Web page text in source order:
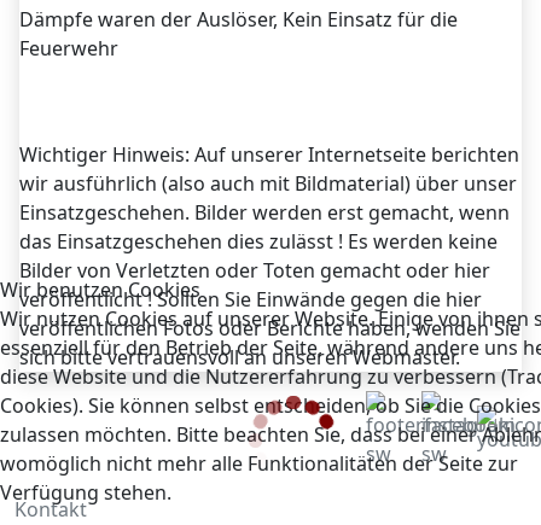
Dämpfe waren der Auslöser, Kein Einsatz für die
Feuerwehr
Wichtiger Hinweis: Auf unserer Internetseite berichten
wir ausführlich (also auch mit Bildmaterial) über unser
Einsatzgeschehen. Bilder werden erst gemacht, wenn
das Einsatzgeschehen dies zulässt ! Es werden keine
Bilder von Verletzten oder Toten gemacht oder hier
veröffentlicht ! Sollten Sie Einwände gegen die hier
veröffentlichen Fotos oder Berichte haben, wenden Sie
sich bitte vertrauensvoll an unseren Webmaster.
Kontakt
Wir benutzen Cookies
Wir nutzen Cookies auf unserer Website. Einige von ihnen
essenziell für den Betrieb der Seite, während andere uns
diese Website und die Nutzererfahrung zu verbessern
Cookies). Sie können selbst entscheiden, ob Sie die Cookies
zulassen möchten. Bitte beachten Sie, dass bei einer
womöglich nicht mehr alle Funktionalitäten der Seite zur
Verfügung stehen.